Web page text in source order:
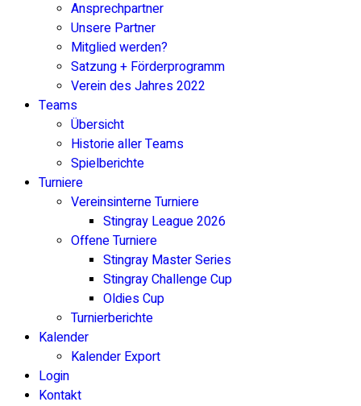
Ansprechpartner
Unsere Partner
Mitglied werden?
Satzung + Förderprogramm
Verein des Jahres 2022
Teams
Übersicht
Historie aller Teams
Spielberichte
Turniere
Vereinsinterne Turniere
Stingray League 2026
Offene Turniere
Stingray Master Series
Stingray Challenge Cup
Oldies Cup
Turnierberichte
Kalender
Kalender Export
Login
Kontakt